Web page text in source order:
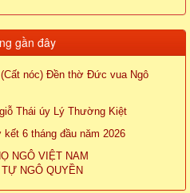
gần đây
nóc) Đền thờ Đức vua Ngô
Thái úy Lý Thường Kiệt
6 tháng đầu năm 2026
NGÔ VIỆT NAM
NGÔ QUYỀN